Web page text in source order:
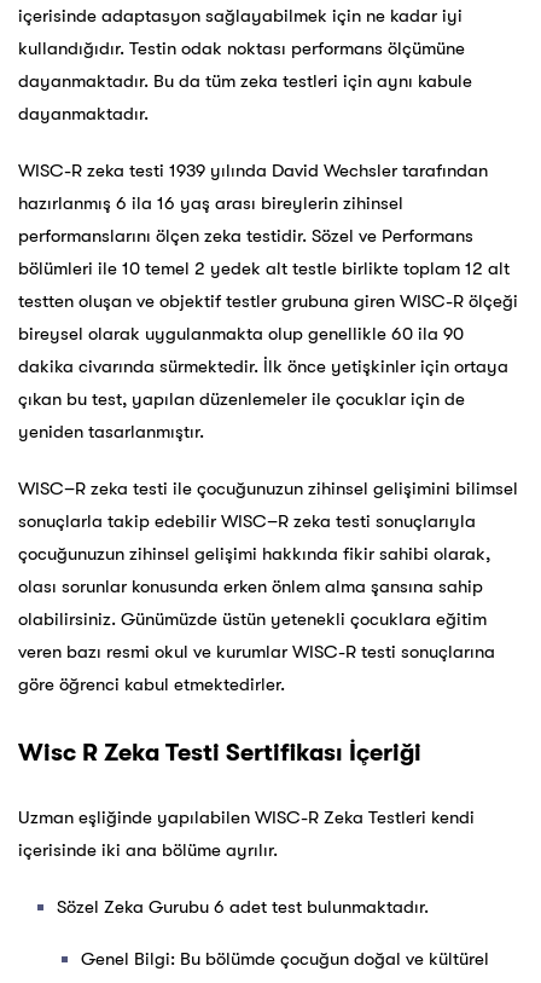
içerisinde adaptasyon sağlayabilmek için ne kadar iyi
kullandığıdır. Testin odak noktası performans ölçümüne
dayanmaktadır. Bu da tüm zeka testleri için aynı kabule
dayanmaktadır.
WISC-R zeka testi 1939 yılında David Wechsler tarafından
hazırlanmış 6 ila 16 yaş arası bireylerin zihinsel
performanslarını ölçen zeka testidir. Sözel ve Performans
bölümleri ile 10 temel 2 yedek alt testle birlikte toplam 12 alt
testten oluşan ve objektif testler grubuna giren WISC-R ölçeği
bireysel olarak uygulanmakta olup genellikle 60 ila 90
dakika civarında sürmektedir. İlk önce yetişkinler için ortaya
çıkan bu test, yapılan düzenlemeler ile çocuklar için de
yeniden tasarlanmıştır.
WISC–R zeka testi ile çocuğunuzun zihinsel gelişimini bilimsel
sonuçlarla takip edebilir WISC–R zeka testi sonuçlarıyla
çocuğunuzun zihinsel gelişimi hakkında fikir sahibi olarak,
olası sorunlar konusunda erken önlem alma şansına sahip
olabilirsiniz. Günümüzde üstün yetenekli çocuklara eğitim
veren bazı resmi okul ve kurumlar WISC-R testi sonuçlarına
göre öğrenci kabul etmektedirler.
Wisc R Zeka Testi Sertifikası İçeriği
Uzman eşliğinde yapılabilen WISC-R Zeka Testleri kendi
içerisinde iki ana bölüme ayrılır.
Sözel Zeka Gurubu 6 adet test bulunmaktadır.
Genel Bilgi: Bu bölümde çocuğun doğal ve kültürel